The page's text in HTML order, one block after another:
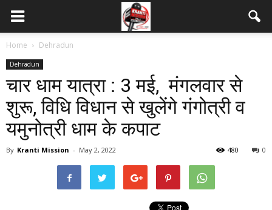
Home Dehradun
Dehradun
चार धाम यात्रा : 3 मई, मंगलवार से
शुरू, विधि विधान से खुलेंगे गंगोत्री व
यमुनोत्री धाम के कपाट
By Kranti Mission - May 2, 2022 0
480